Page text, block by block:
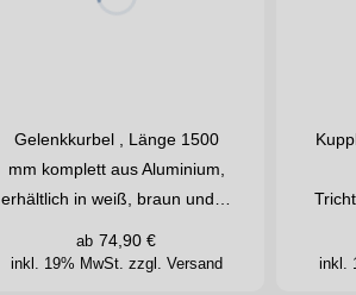
Gelenkkurbel , Länge 1500
mm komplett aus Aluminium,
erhältlich in weiß, braun und…
inkl. 19% MwSt. zzgl. Versand
ab 74,90 €
inkl.